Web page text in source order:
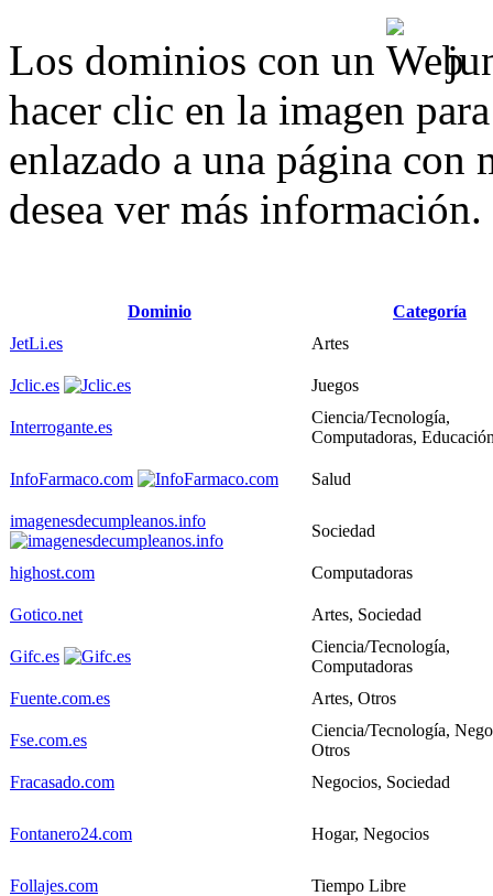
Los dominios con un
hacer clic en la imagen
enlazado a una página con
desea ver más información.
Dominio
Categoría
JetLi.es
Artes
Jclic.es Juegos
Interrogante.es
Ciencia/Tecnología,
Computadoras,
InfoFarmaco.com Salud
imagenesdecumpleanos.info
Sociedad
highost.com Computadoras
Gotico.net Artes, Sociedad
Gifc.es
Ciencia/Tecnología,
Computadoras
Fuente.com.es
Artes, Otros
Fse.com.es
Ciencia/Tecnología,
Otros
Fracasado.com
Negocios, Sociedad
Fontanero24.com Hogar, Negocios
Follajes.com Tiempo Libre